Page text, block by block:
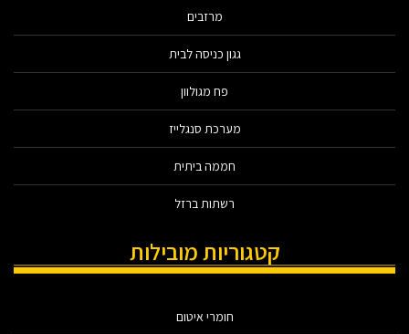
מרזבים
גגון כניסה לבית
פח מגולוון
מערכת סנגלייז
חממה ביתית
רשתות ברזל
קטגוריות מובילות
חומרי איטום